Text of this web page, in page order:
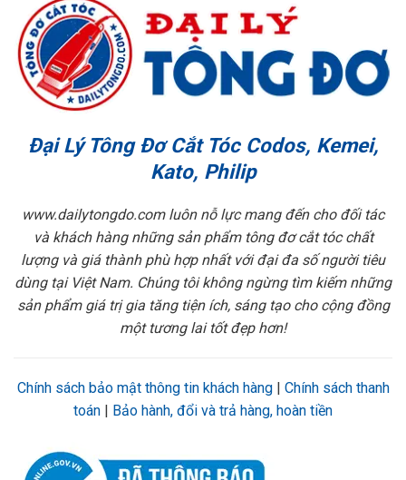
Đại Lý Tông Đơ Cắt Tóc Codos, Kemei,
Kato, Philip
www.dailytongdo.com luôn nỗ lực mang đến cho đối tác
và khách hàng những sản phẩm tông đơ cắt tóc chất
lượng và giá thành phù hợp nhất với đại đa số người tiêu
dùng tại Việt Nam. Chúng tôi không ngừng tìm kiếm những
sản phẩm giá trị gia tăng tiện ích, sáng tạo cho cộng đồng
một tương lai tốt đẹp hơn!
Chính sách bảo mật thông tin khách hàng| Chính sách thanh
toán
Bảo hành, đổi và trả hàng, hoàn tiền